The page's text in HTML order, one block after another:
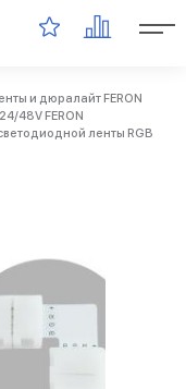
и дюралайт FERON
48V FERON
ленты RGB